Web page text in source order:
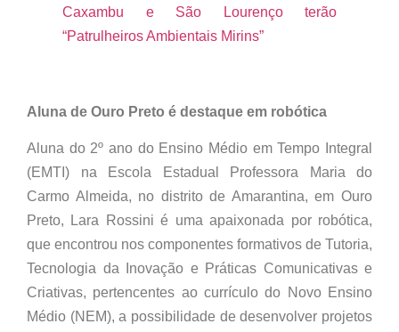
Caxambu e São Lourenço terão
“Patrulheiros Ambientais Mirins”
Aluna de Ouro Preto é destaque em robótica
Aluna do 2º ano do Ensino Médio em Tempo Integral
(EMTI) na Escola Estadual Professora Maria do
Carmo Almeida, no distrito de Amarantina, em Ouro
Preto, Lara Rossini é uma apaixonada por robótica,
que encontrou nos componentes formativos de Tutoria,
Tecnologia da Inovação e Práticas Comunicativas e
Criativas, pertencentes ao currículo do Novo Ensino
Médio (NEM), a possibilidade de desenvolver projetos